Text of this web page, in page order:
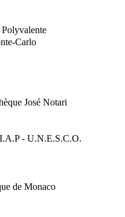
Carlo
José Notari
- U.N.E.S.C.O.
de Monaco